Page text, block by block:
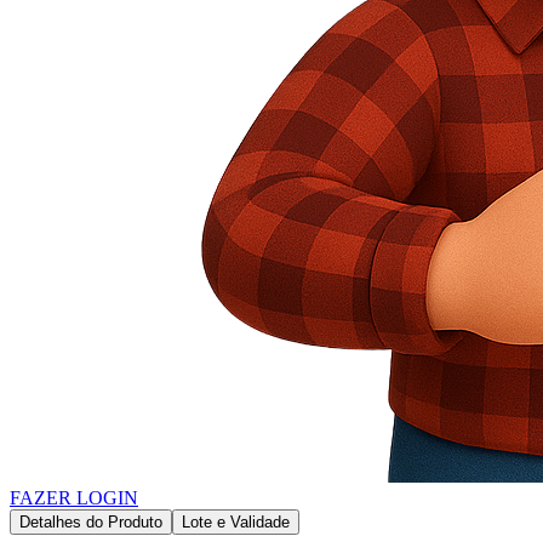
FAZER LOGIN
Detalhes do Produto Lote e Validade